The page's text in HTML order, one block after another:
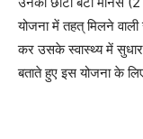
योजना में तहत् मिलने
कर उसके स्वास्थ्य में सुधार
बताते हुए इस योजना के